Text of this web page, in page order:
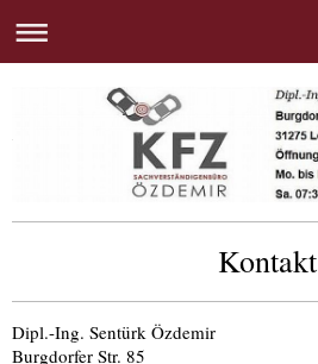
Kontakt
Dipl.-Ing. Sentürk Özdemir
Burgdorfer Str. 85